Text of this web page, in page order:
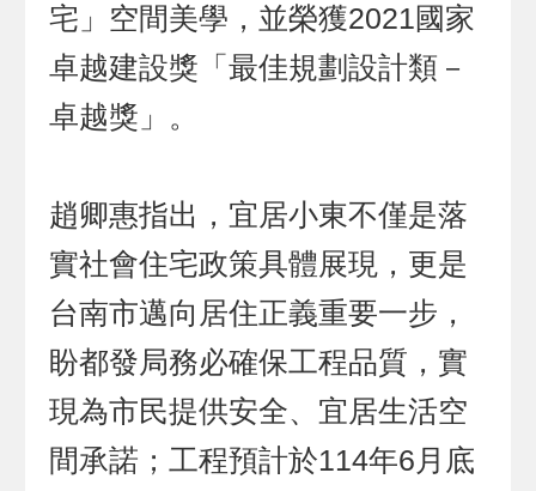
宅」空間美學，並榮獲2021國家
卓越建設獎「最佳規劃設計類－
卓越獎」。
趙卿惠指出，宜居小東不僅是落
實社會住宅政策具體展現，更是
台南市邁向居住正義重要一步，
盼都發局務必確保工程品質，實
現為市民提供安全、宜居生活空
間承諾；工程預計於114年6月底